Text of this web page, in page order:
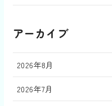
アーカイブ
2026年8月
2026年7月